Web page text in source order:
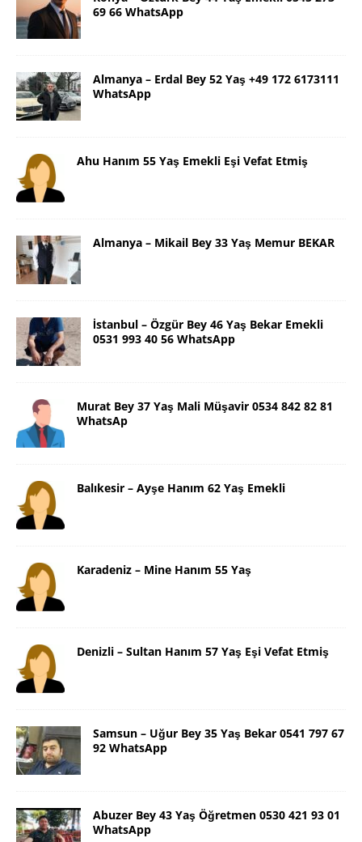
69 66 WhatsApp
Almanya – Erdal Bey 52 Yaş +49 172 6173111
WhatsApp
Ahu Hanım 55 Yaş Emekli Eşi Vefat Etmiş
Almanya – Mikail Bey 33 Yaş Memur BEKAR
İstanbul – Özgür Bey 46 Yaş Bekar Emekli
0531 993 40 56 WhatsApp
Murat Bey 37 Yaş Mali Müşavir 0534 842 82 81
WhatsAp
Balıkesir – Ayşe Hanım 62 Yaş Emekli
Karadeniz – Mine Hanım 55 Yaş
Denizli – Sultan Hanım 57 Yaş Eşi Vefat Etmiş
Samsun – Uğur Bey 35 Yaş Bekar 0541 797 67
92 WhatsApp
Abuzer Bey 43 Yaş Öğretmen 0530 421 93 01
WhatsApp